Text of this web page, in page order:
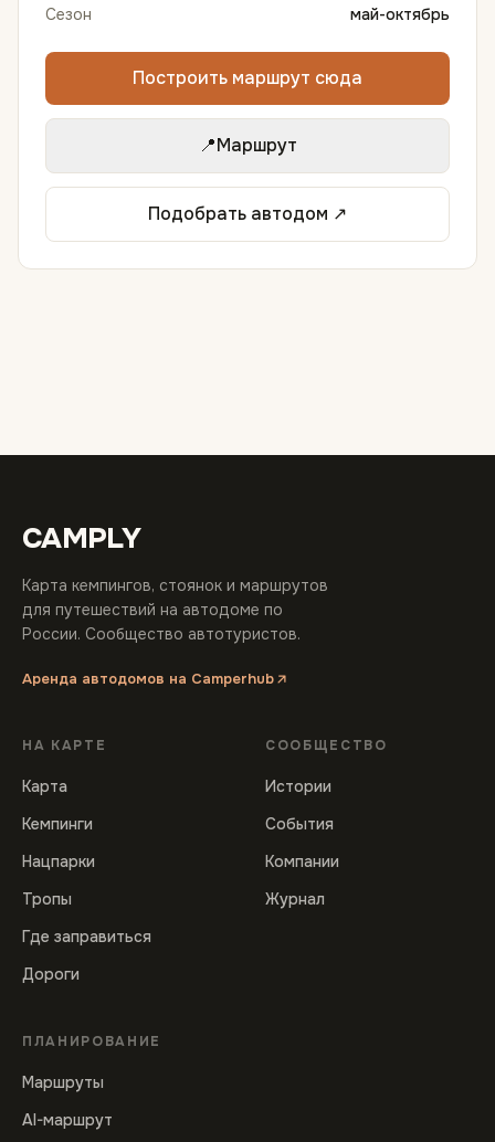
Сезон
май-октябрь
Построить маршрут сюда
📍Маршрут
Подобрать автодом ↗
CAMPLY
Карта кемпингов, стоянок и маршрутов
для путешествий на автодоме по
России. Сообщество автотуристов.
Аренда автодомов на Camperhub
НА КАРТЕ
Карта
Кемпинги
Нацпарки
Тропы
Где заправиться
Дороги
СООБЩЕСТВО
Истории
События
Компании
Журнал
ПЛАНИРОВАНИЕ
Маршруты
AI-маршрут